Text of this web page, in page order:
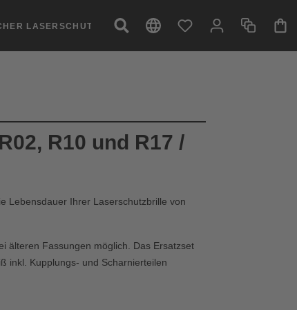
LASERSCHUTZ
R10 und R17 /
Lebensdauer Ihrer Laserschutzbrille von
älteren Fassungen möglich. Das Ersatzset
inkl. Kupplungs- und Scharnierteilen